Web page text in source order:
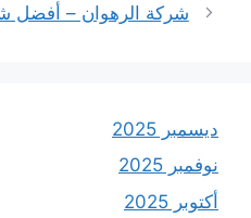
شركة الرهوان –
ديسمبر 2025
نوفمبر 2025
أكتوبر 2025